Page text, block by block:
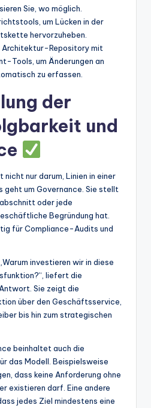
Sie, wo möglich.
um Lücken in der
hervorzuheben.
Architektur-Repository mit
Tools, um Änderungen an
zu erfassen.
der
und
nur darum, Linien in einer
geht um Governance. Sie stellt
oder jede
Begründung hat.
für Compliance-Audits und
investieren wir in diese
liefert die
Sie zeigt die
über den Geschäftsservice,
bis hin zum strategischen
beinhaltet auch die
das Modell. Beispielsweise
dass keine Anforderung ohne
existieren darf. Eine andere
jedes Ziel mindestens eine